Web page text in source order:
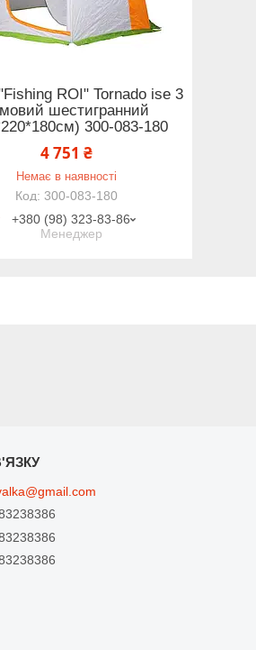
ROI" Tornado ise 3
шестигранний
300-083-180
4 751 ₴
Немає в наявності
300-083-180
+380 (98) 323-83-86
Менеджер